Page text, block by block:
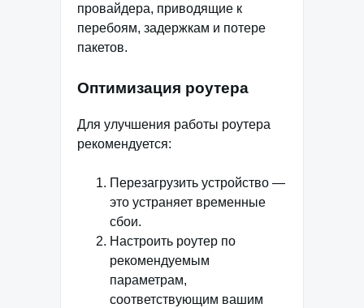
провайдера, приводящие к
перебоям, задержкам и потере
пакетов.
Оптимизация роутера
Для улучшения работы роутера
рекомендуется:
Перезагрузить устройство —
это устраняет временные
сбои.
Настроить роутер по
рекомендуемым
параметрам,
соответствующим вашим